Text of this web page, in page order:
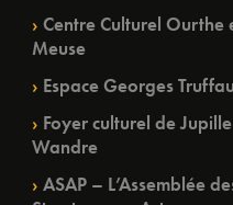
Centre Culturel Ourthe
Meuse
Espace Georges
Foyer culturel de
Wandre
ASAP – L’Assemblée